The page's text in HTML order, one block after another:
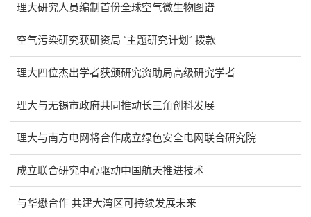
理大研究人员编制首份全球空气微生物图谱
空气污染研究获研资局 “主题研究计划” 拨款
理大四位杰出学者获颁研究资助局高级研究学者
理大与无锡市政府共同推动长三角创科发展
理大与南方电网将合作成立绿色安全电网联合研究院
成立联合研究中心驱动中国航天推进技术
与华懋合作 共建大湾区可持续发展未来